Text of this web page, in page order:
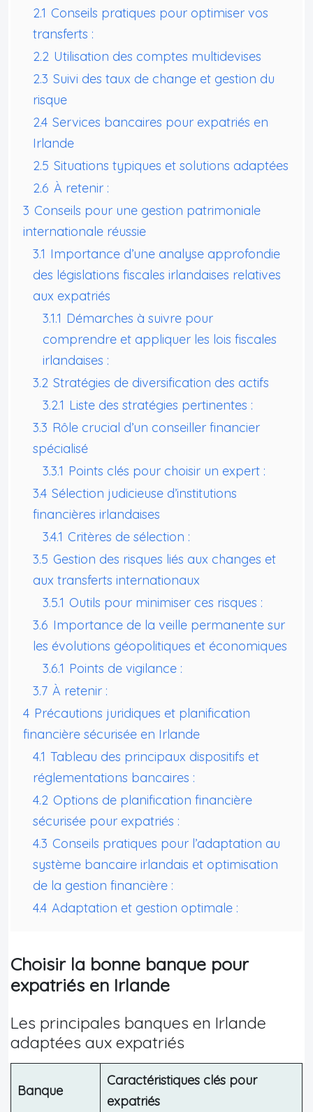
2.1 Conseils pratiques pour optimiser vos
transferts :
2.2 Utilisation des comptes multidevises
2.3 Suivi des taux de change et gestion du
risque
2.4 Services bancaires pour expatriés en
Irlande
2.5 Situations typiques et solutions adaptées
2.6 À retenir :
3 Conseils pour une gestion patrimoniale
internationale réussie
3.1 Importance d’une analyse approfondie
des législations fiscales irlandaises relatives
aux expatriés
3.1.1 Démarches à suivre pour
comprendre et appliquer les lois fiscales
irlandaises :
3.2 Stratégies de diversification des actifs
3.2.1 Liste des stratégies pertinentes :
3.3 Rôle crucial d’un conseiller financier
spécialisé
3.3.1 Points clés pour choisir un expert :
3.4 Sélection judicieuse d’institutions
financières irlandaises
3.4.1 Critères de sélection :
3.5 Gestion des risques liés aux changes et
aux transferts internationaux
3.5.1 Outils pour minimiser ces risques :
3.6 Importance de la veille permanente sur
les évolutions géopolitiques et économiques
3.6.1 Points de vigilance :
3.7 À retenir :
4 Précautions juridiques et planification
financière sécurisée en Irlande
4.1 Tableau des principaux dispositifs et
réglementations bancaires :
4.2 Options de planification financière
sécurisée pour expatriés :
4.3 Conseils pratiques pour l’adaptation au
système bancaire irlandais et optimisation
de la gestion financière :
4.4 Adaptation et gestion optimale :
Choisir la bonne banque pour
expatriés en Irlande
Les principales banques en Irlande
adaptées aux expatriés
Banque
Caractéristiques clés pour
expatriés